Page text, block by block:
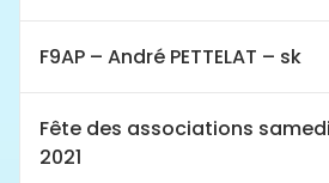
F9AP – André PETTELAT – sk
Fête des associations
2021